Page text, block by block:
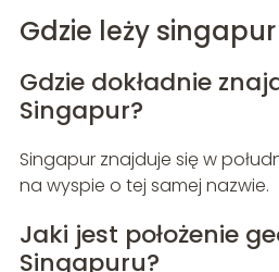
Gdzie leży singapur
Gdzie dokładnie
Singapur?
Singapur znajduje się w
na wyspie o tej samej nazwie.
Jaki jest położenie
Singapuru?